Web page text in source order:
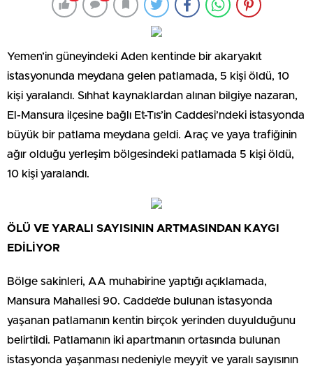
Yemen’in güneyindeki Aden kentinde bir akaryakıt
istasyonunda meydana gelen patlamada, 5 kişi öldü, 10
kişi yaralandı. Sıhhat kaynaklardan alınan bilgiye nazaran,
El-Mansura ilçesine bağlı Et-Tıs’in Caddesi’ndeki istasyonda
büyük bir patlama meydana geldi. Araç ve yaya trafiğinin
ağır olduğu yerleşim bölgesindeki patlamada 5 kişi öldü,
10 kişi yaralandı.
ÖLÜ VE YARALI SAYISININ ARTMASINDAN KAYGI
EDİLİYOR
Bölge sakinleri, AA muhabirine yaptığı açıklamada,
Mansura Mahallesi 90. Cadde’de bulunan istasyonda
yaşanan patlamanın kentin birçok yerinden duyulduğunu
belirtildi. Patlamanın iki apartmanın ortasında bulunan
istasyonda yaşanması nedeniyle meyyit ve yaralı sayısının